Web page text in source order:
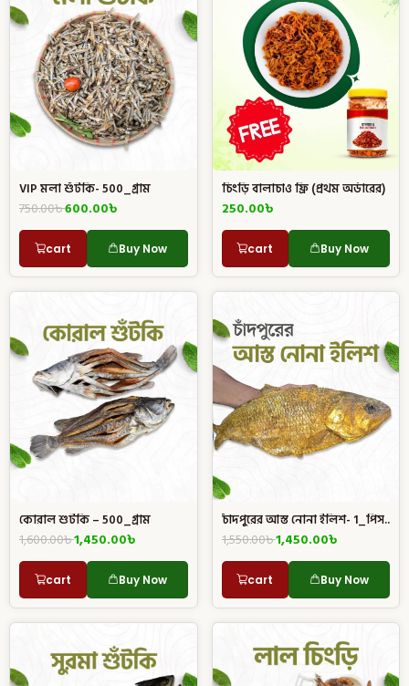
VIP মলা শুঁটকি- 500_গ্রাম
750.00৳600.00৳
cart Buy Now
চিংড়ি বালাচাও ফ্রি (প্রথম অর্ডারের)
250.00৳
cart Buy Now
কোরাল শুটকি – 500_গ্রাম
1,600.00৳1,450.00৳
cart Buy Now
চাঁদপুরের আস্ত নোনা ইলিশ- 1_পিস..
1,550.00৳1,450.00৳
cart Buy Now